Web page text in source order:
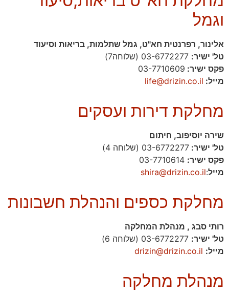
וגמל
אלינור, רפרנטית חא"ט, גמל שתלמות, בריאות וסיעוד
טל' ישיר:
פקס ישיר: 03-7710609
מייל: life@drizin.co.il
מחלקת דירות ועסקים
שירה יוסיפוב, חיתום
טל' ישיר: 03-6772277 (שלוחה 4)
פקס ישיר:
מייל:
shira@drizin.co.il
מחלקת כספים והנהלת חשבונות
רותי סבג , מנהלת המחלקה
טל' ישיר:
מייל: drizin@drizin.co.il
מנהלת מחלקה